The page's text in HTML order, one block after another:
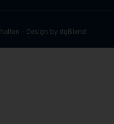
- Design by dgBlend